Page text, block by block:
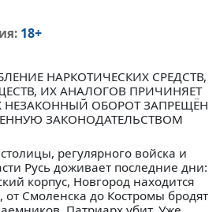
18+
НАРКОТИЧЕСКИХ СРЕДСТВ,
ИХ АНАЛОГОВ ПРИЧИНЯЕТ
НЕЗАКОННЫЙ ОБОРОТ ЗАПРЕЩЁН
ЗАКОНОДАТЕЛЬСТВОМ
регулярного войска и
Русь доживает последние дни:
корпус, Новгород находится
Смоленска до Костромы бродят